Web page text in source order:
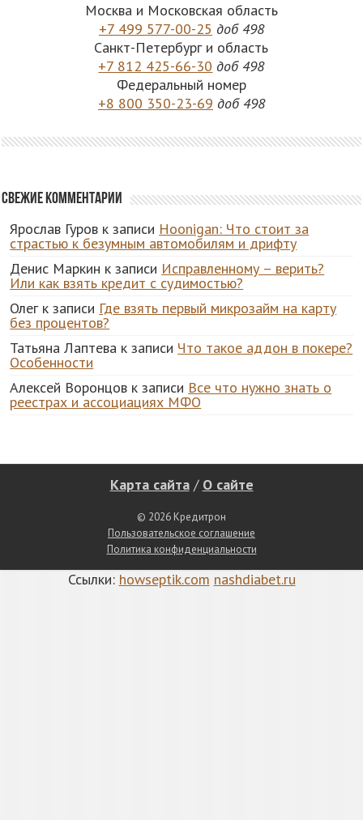
Москва и Московская область
+7 499 577-00-25 доб 498
Санкт-Петербург и область
+7 812 425-66-30 доб 498
Федеральный номер
+8 800 350-23-69 доб 498
Свежие комментарии
Ярослав Гуров к записи Hoonigan: Что стоит за
страстью к безумным автомобилям и дрифту
Денис Маркин к записи Исправленному – верить?
Или как взять кредит с судимостью?
Олегк записи Где взять первый микрозайм на карту
без процентов?
Татьяна Лаптева к записи Что такое аддон в покере?
Особенности
Алексей Воронцов к записи Все что нужно знать о
реестрах и ассоциациях МФО
Карта сайта/ О сайте
© 2026 Кредитрон
Пользовательское соглашение
Политика конфиденциальности
Ссылки: howseptik.com nashdiabet.ru